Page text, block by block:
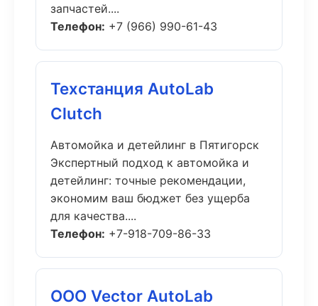
запчастей....
Телефон: +7 (966) 990-61-43
Техстанция AutoLab
Clutch
Автомойка и детейлинг в Пятигорск
Экспертный подход к автомойка и
детейлинг: точные рекомендации,
экономим ваш бюджет без ущерба
для качества....
Телефон: +7-918-709-86-33
ООО Vector AutoLab